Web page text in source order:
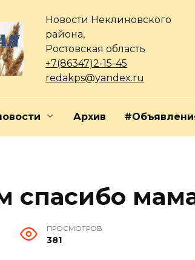
Новости Неклиновского
района,
Ростовская область
+7(86347)2-15-45
redakps@yandex.ru
Архив
спасибо
ПРОСМОТРОВ
381